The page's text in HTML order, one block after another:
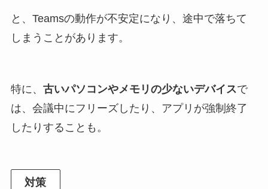
と、Teamsの動作が不安定になり、途中で落ちて
しまうことがあります。
特に、 古いパソコンやメモリの少ないデバイスで
は、会議中にフリーズしたり、アプリが強制終了
したりすることも。
対策